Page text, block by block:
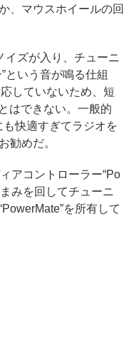
、マウスホイールの回
イズが入り、チューニ
という音が鳴る仕組
していないため、短
はできない。一般的
も快適すぎてラジオを
勧めだ。
アコントローラー“Po
みを回してチューニ
を所有して